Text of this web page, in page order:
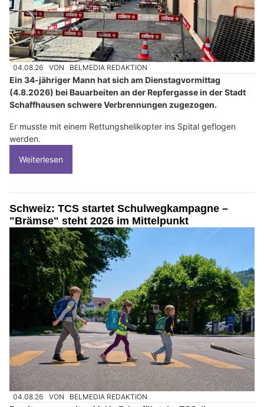
04.08.26 VON BELMEDIA REDAKTION
Ein 34-jähriger Mann hat sich am Dienstagvormittag
(4.8.2026) bei Bauarbeiten an der Repfergasse in der Stadt
Schaffhausen schwere Verbrennungen zugezogen.
Er musste mit einem Rettungshelikopter ins Spital geflogen
werden.
Weiterlesen
Schweiz: TCS startet Schulwegkampagne –
"Brämse" steht 2026 im Mittelpunkt
04.08.26 VON BELMEDIA REDAKTION